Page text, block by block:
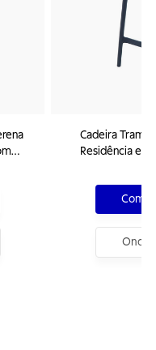
Cadeira
Residência em
Onde